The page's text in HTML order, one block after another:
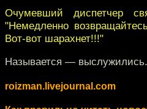
Очумевший диспетчер
"Немедленно
Вот-вот шарахнет!!!"
Называется — выслужились.
roizman.livejournal.com